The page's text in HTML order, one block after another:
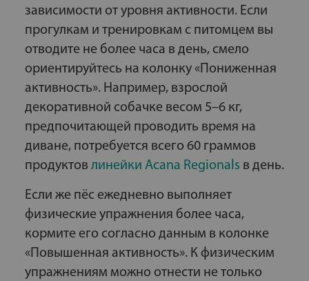
зависимости от уровня активности. Если
прогулкам и тренировкам с питомцем вы
отводите не более часа в день, смело
ориентируйтесь на колонку «Пониженная
активность». Например, взрослой
декоративной собачке весом 5–6 кг,
предпочитающей проводить время на
диване, потребуется всего 60 граммов
продуктов линейки Acana Regionals в день.
Если же пёс ежедневно выполняет
физические упражнения более часа,
кормите его согласно данным в колонке
«Повышенная активность». К физическим
упражнениям можно отнести не только